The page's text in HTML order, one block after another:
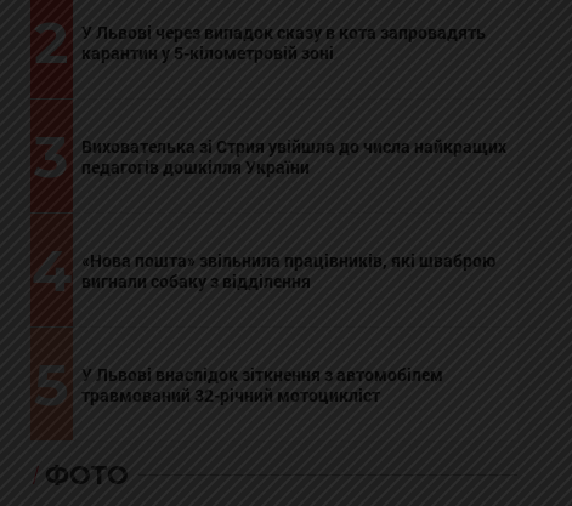
2
У Львові через випадок сказу в кота запровадять
карантин у 5-кілометровій зоні
3
Вихователька зі Стрия увійшла до числа найкращих
педагогів дошкілля України
4 «Нова пошта» звільнила працівників, які шваброю
вигнали собаку з відділення
5
У Львові внаслідок зіткнення з автомобілем
травмований 32-річний мотоцикліст
ФОТО